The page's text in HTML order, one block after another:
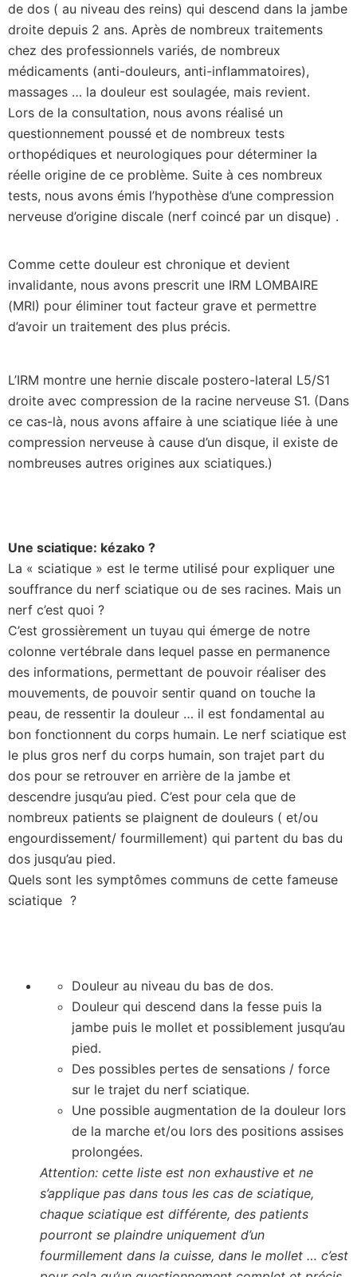
de dos ( au niveau des reins) qui descend dans la jambe
droite depuis 2 ans. Après de nombreux traitements
chez des professionnels variés, de nombreux
médicaments (anti-douleurs, anti-inflammatoires),
massages … la douleur est soulagée, mais revient.
Lors de la consultation, nous avons réalisé un
questionnement poussé et de nombreux tests
orthopédiques et neurologiques pour déterminer la
réelle origine de ce problème. Suite à ces nombreux
tests, nous avons émis l’hypothèse d’une compression
nerveuse d’origine discale (nerf coincé par un disque) .
Comme cette douleur est chronique et devient
invalidante, nous avons prescrit une IRM LOMBAIRE
(MRI) pour éliminer tout facteur grave et permettre
d’avoir un traitement des plus précis.
L’IRM montre une hernie discale postero-lateral L5/S1
droite avec compression de la racine nerveuse S1. (Dans
ce cas-là, nous avons affaire à une sciatique liée à une
compression nerveuse à cause d’un disque, il existe de
nombreuses autres origines aux sciatiques.)
Une sciatique: kézako ?
La « sciatique » est le terme utilisé pour expliquer une
souffrance du nerf sciatique ou de ses racines. Mais un
nerf c’est quoi ?
C’est grossièrement un tuyau qui émerge de notre
colonne vertébrale dans lequel passe en permanence
des informations, permettant de pouvoir réaliser des
mouvements, de pouvoir sentir quand on touche la
peau, de ressentir la douleur … il est fondamental au
bon fonctionnent du corps humain. Le nerf sciatique est
le plus gros nerf du corps humain, son trajet part du
dos pour se retrouver en arrière de la jambe et
descendre jusqu’au pied. C’est pour cela que de
nombreux patients se plaignent de douleurs ( et/ou
engourdissement/ fourmillement) qui partent du bas du
dos jusqu’au pied.
Quels sont les symptômes communs de cette fameuse
sciatique ?
Douleur au niveau du bas de dos.
Douleur qui descend dans la fesse puis la
jambe puis le mollet et possiblement jusqu’au
pied.
Des possibles pertes de sensations / force
sur le trajet du nerf sciatique.
Une possible augmentation de la douleur lors
de la marche et/ou lors des positions assises
prolongées.
Attention: cette liste est non exhaustive et ne
s’applique pas dans tous les cas de sciatique,
chaque sciatique est différente, des patients
pourront se plaindre uniquement d’un
fourmillement dans la cuisse, dans le mollet … c’est